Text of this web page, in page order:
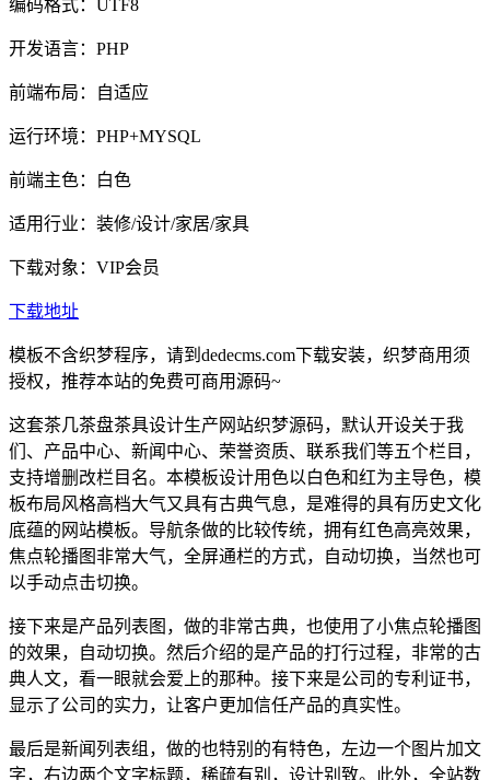
编码格式：UTF8
开发语言：PHP
前端布局：自适应
运行环境：PHP+MYSQL
前端主色：白色
适用行业：装修/设计/家居/家具
下载对象：VIP会员
下载地址
模板不含织梦程序，请到dedecms.com下载安装，织梦商用须
授权，推荐本站的免费可商用源码~
这套茶几茶盘茶具设计生产网站织梦源码，默认开设关于我
们、产品中心、新闻中心、荣誉资质、联系我们等五个栏目，
支持增删改栏目名。本模板设计用色以白色和红为主导色，模
板布局风格高档大气又具有古典气息，是难得的具有历史文化
底蕴的网站模板。导航条做的比较传统，拥有红色高亮效果，
焦点轮播图非常大气，全屏通栏的方式，自动切换，当然也可
以手动点击切换。
接下来是产品列表图，做的非常古典，也使用了小焦点轮播图
的效果，自动切换。然后介绍的是产品的打行过程，非常的古
典人文，看一眼就会爱上的那种。接下来是公司的专利证书，
显示了公司的实力，让客户更加信任产品的真实性。
最后是新闻列表组，做的也特别的有特色，左边一个图片加文
字，右边两个文字标题，稀疏有别，设计别致。此外，全站数